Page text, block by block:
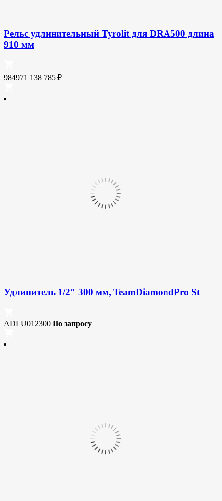
Рельс удлинительный Tyrolit для DRA500 длина
910 мм
984971 138 785 ₽
Удлинитель 1/2″ 300 мм, TeamDiamondPro St
ADLU012300 По запросу